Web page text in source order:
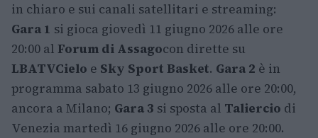
in chiaro e sui canali satellitari e streaming:
Gara 1 si gioca giovedì 11 giugno 2026 alle ore
20:00 al Forum di Assagocon dirette su
LBATVCielo e Sky Sport Basket. Gara 2 è in
programma sabato 13 giugno 2026 alle ore 20:00,
ancora a Milano; Gara 3 si sposta al Taliercio di
Venezia martedì 16 giugno 2026 alle ore 20:00.